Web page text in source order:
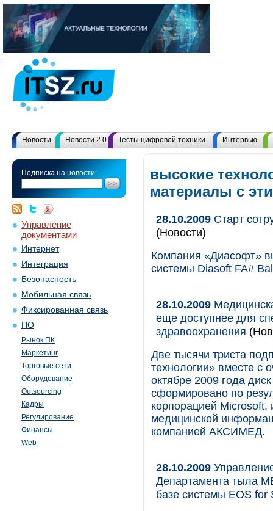
Новости Новости 2.0 Тесты цифровой техники Интервью
Подписка на новости:
Управление
документами
Интернет
Интеграция
Безопасность
Мобильная связь
Фиксированная связь
ПО
Рынок ПК
Маркетинг
Торговые сети
Оборудование
Outsourcing
Кадры
Регулирование
Финансы
Web
высокие
материалы с
28.10.2009 Старт
(Новости)
Компания «Диасофт»
системы Diasoft FA#
28.10.2009
еще доступнее для
здравоохранения
Две тысячи триста
технологии» вместе с
октябре 2009 года
сформировано по
корпорацией Microsoft,
медицинской
компанией АКСИМЕД.
28.10.2009
Департамента тыла
базе системы EOS for